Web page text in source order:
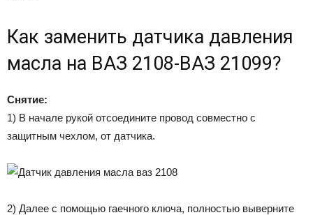
Как заменить датчика давления
масла на ВАЗ 2108-ВАЗ 21099?
Снятие:
1) В начале рукой отсоедините провод совместно с
защитным чехлом, от датчика.
2) Далее с помощью гаечного ключа, полностью выверните